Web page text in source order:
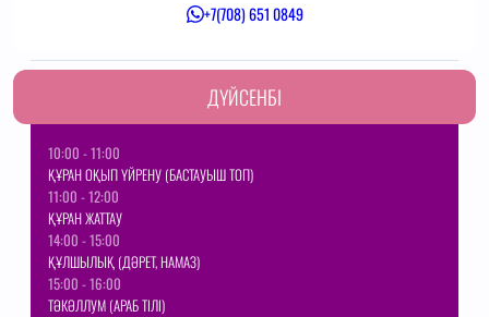
+7(708) 651 0849
ДҮЙСЕНБІ
10:00 - 11:00
ҚҰРАН ОҚЫП ҮЙРЕНУ (БАСТАУЫШ ТОП)
11:00 - 12:00
ҚҰРАН ЖАТТАУ
14:00 - 15:00
ҚҰЛШЫЛЫҚ (ДӘРЕТ, НАМАЗ)
15:00 - 16:00
ТӘКӘЛЛУМ (АРАБ ТІЛІ)